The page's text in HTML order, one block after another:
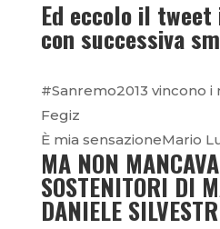
Ed eccolo il
con successiva
#Sanremo2013 vincono
Fegiz
È mia sensazioneMario
MA NON
SOSTENITORI DI
DANIELE